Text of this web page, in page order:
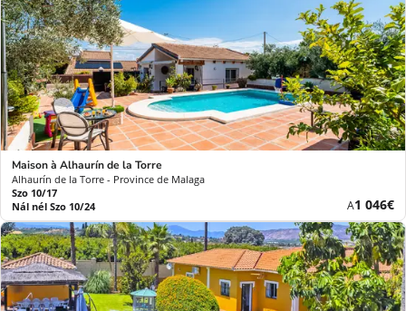
Maison à Alhaurín de la Torre
Alhaurín de la Torre - Province de Malaga
Szo 10/17
Nál nél Szo 10/24
AÚj
ár
1 046€